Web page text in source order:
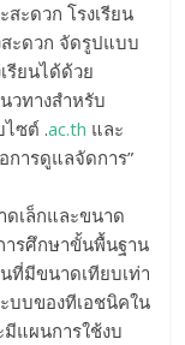
ะดวก โรงเรียน
สะดวก จัดรูปแบบ
รียนได้ด้วย
วทางสำหรับ
ไซต์ .ac.th และ
ารดูแลจัดการ”
ดเล็กและขนาด
ารศึกษาขั้นพื้นฐาน
ที่มีขนาดเทียบเท่า
บบของทีเอชนิคใน
แผนการใช้งบ